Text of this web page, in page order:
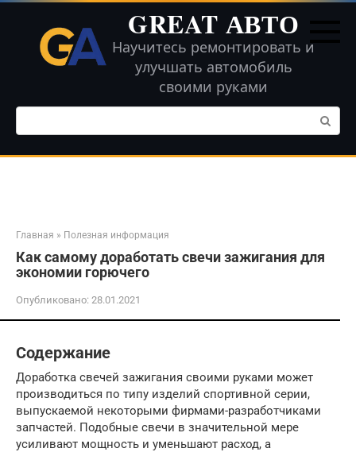
Перейти
контенту
GREAT АВТО
Научитесь ремонтировать и
улучшать автомобиль
своими руками
Поиск:
Главная » Полезная информация
Как самому доработать свечи зажигания для
экономии горючего
Опубликовано: 28.01.2021
Содержание
Доработка свечей зажигания своими руками может
производиться по типу изделий спортивной серии,
выпускаемой некоторыми фирмами-разработчиками
запчастей. Подобные свечи в значительной мере
усиливают мощность и уменьшают расход, а